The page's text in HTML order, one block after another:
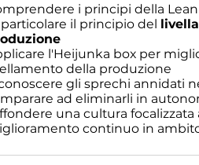
i principi della
il principio del
l'Heijunka box per
della produzione
gli sprechi annidati
ad eliminarli in
una cultura focalizzata
continuo in